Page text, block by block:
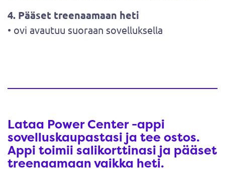
4. Pääset treenaamaan heti
• ovi avautuu suoraan sovelluksella
Lataa Power Center -appi
sovelluskaupastasi ja tee ostos.
Appi toimii salikorttinasi ja pääset
treenaamaan vaikka heti.